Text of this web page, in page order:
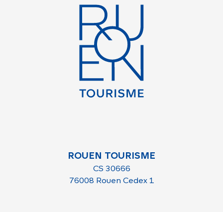
ROUEN TOURISME
CS 30666
76008 Rouen Cedex 1